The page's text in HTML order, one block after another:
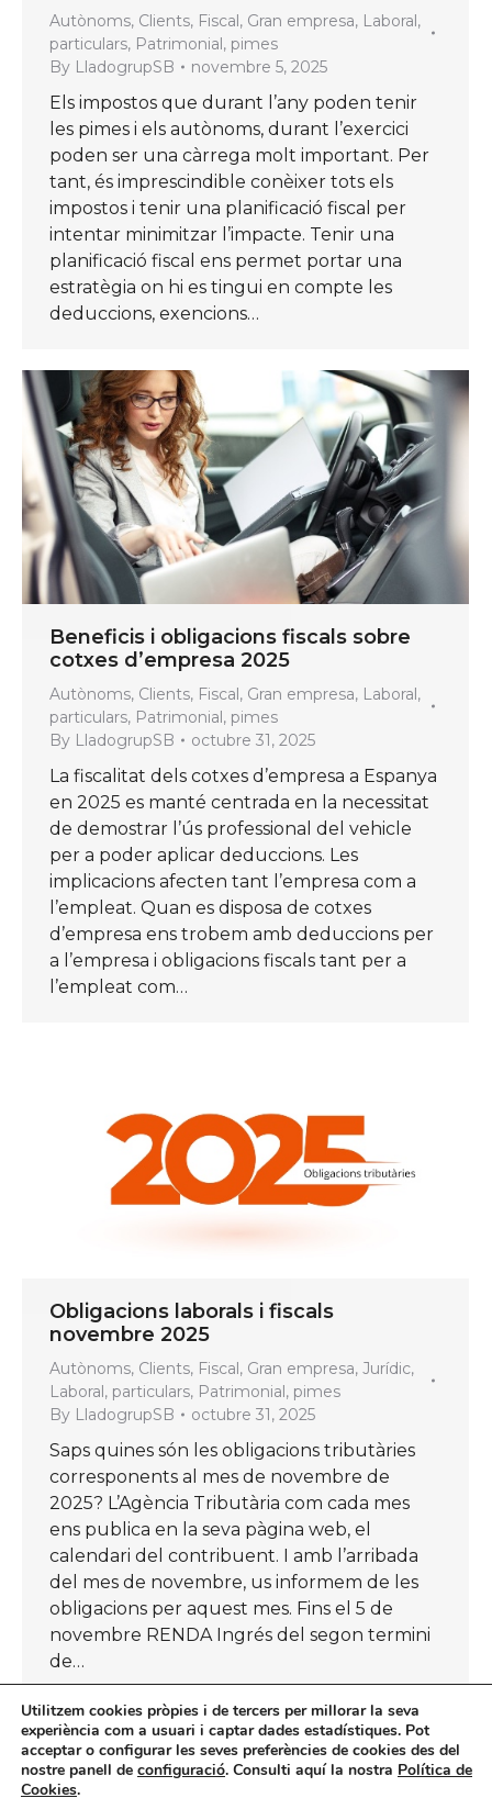
Autònoms, Clients, Fiscal, Gran empresa, Laboral,
particulars, Patrimonial, pimes
By LladogrupSB novembre 5, 2025
Els impostos que durant l’any poden tenir
les pimes i els autònoms, durant l’exercici
poden ser una càrrega molt important. Per
tant, és imprescindible conèixer tots els
impostos i tenir una planificació fiscal per
intentar minimitzar l’impacte. Tenir una
planificació fiscal ens permet portar una
estratègia on hi es tingui en compte les
deduccions, exencions…
Beneficis i obligacions fiscals sobre
cotxes d’empresa 2025
Autònoms, Clients, Fiscal, Gran empresa, Laboral,
particulars, Patrimonial, pimes
By LladogrupSB octubre 31, 2025
La fiscalitat dels cotxes d’empresa a Espanya
en 2025 es manté centrada en la necessitat
de demostrar l’ús professional del vehicle
per a poder aplicar deduccions. Les
implicacions afecten tant l’empresa com a
l’empleat. Quan es disposa de cotxes
d’empresa ens trobem amb deduccions per
a l’empresa i obligacions fiscals tant per a
l’empleat com…
Obligacions laborals i fiscals
novembre 2025
Autònoms, Clients, Fiscal, Gran empresa, Jurídic,
Laboral, particulars, Patrimonial, pimes
By LladogrupSB octubre 31, 2025
Saps quines són les obligacions tributàries
corresponents al mes de novembre de
2025? L’Agència Tributària com cada mes
ens publica en la seva pàgina web, el
calendari del contribuent. I amb l’arribada
del mes de novembre, us informem de les
obligacions per aquest mes. Fins el 5 de
novembre RENDA Ingrés del segon termini
de…
← 1 … 3 4 5 6 7 …
23
Utilitzem cookies pròpies i de tercers per millorar la seva
experiència com a usuari i captar dades estadístiques. Pot
acceptar o configurar les seves preferències de cookies des del
nostre panell de configuració. Consulti aquí la nostra Política de
Cookies.